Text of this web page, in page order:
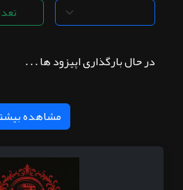
در حال بارگذاری اپیزود ها . . .
مشاهده